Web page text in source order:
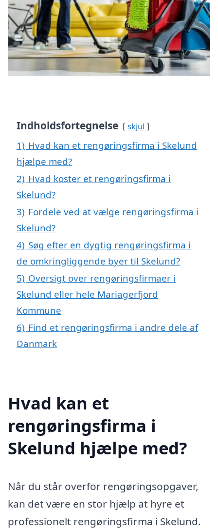
Indholdsfortegnelse skjul
1) Hvad kan et rengøringsfirma i Skelund
hjælpe med?
2) Hvad koster et rengøringsfirma i
Skelund?
3) Fordele ved at vælge rengøringsfirma i
Skelund?
4) Søg efter en dygtig rengøringsfirma i
de omkringliggende byer til Skelund?
5) Oversigt over rengøringsfirmaer i
Skelund eller hele Mariagerfjord
Kommune
6) Find et rengøringsfirma i andre dele af
Danmark
Hvad kan et
rengøringsfirma i
Skelund hjælpe med?
Når du står overfor rengøringsopgaver,
kan det være en stor hjælp at hyre et
professionelt rengøringsfirma i Skelund.